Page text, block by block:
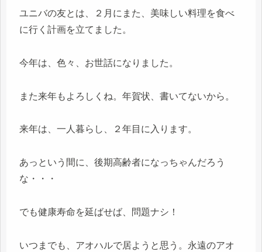
ユニバの友とは、２月にまた、美味しい料理を食べ
に行く計画を立てました。
今年は、色々、お世話になりました。
また来年もよろしくね。年賀状、書いてないから。
来年は、一人暮らし、２年目に入ります。
あっという間に、後期高齢者になっちゃんだろう
な・・・
でも健康寿命を延ばせば、問題ナシ！
いつまでも、アオハルで居ようと思う。永遠のアオ